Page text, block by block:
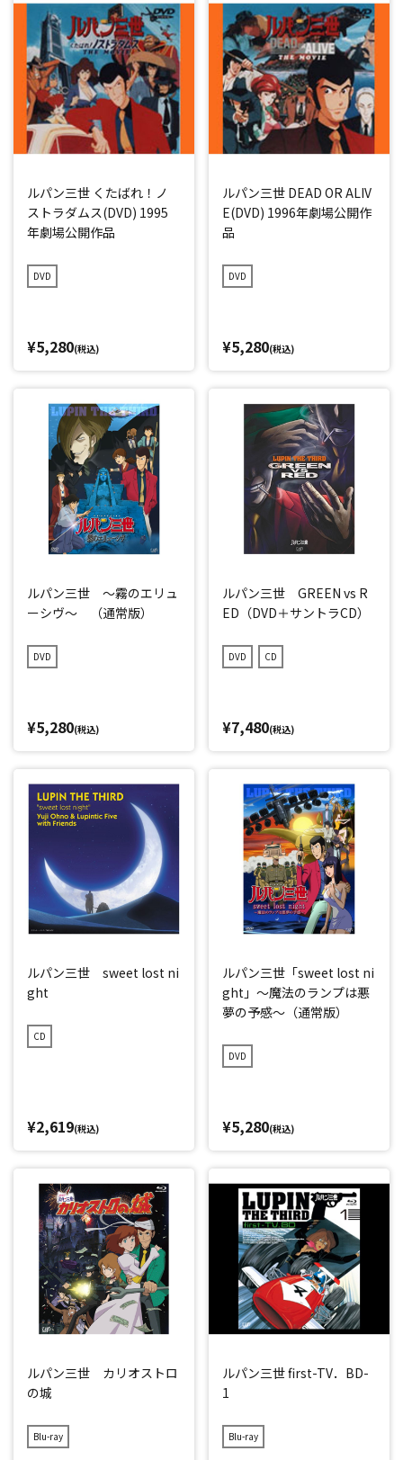
ルパン三世 くたばれ！ノ
ストラダムス(DVD) 1995
年劇場公開作品
DVD
¥5,280(税込)
ルパン三世 DEAD OR ALIV
E(DVD) 1996年劇場公開作
品
DVD
¥5,280(税込)
ルパン三世 ～霧のエリュ
ーシヴ～ （通常版）
DVD
¥5,280(税込)
ルパン三世 GREEN vs R
ED（DVD＋サントラCD）
DVD CD
¥7,480(税込)
ルパン三世 sweet lost ni
ght
CD
¥2,619(税込)
ルパン三世「sweet lost ni
ght」～魔法のランプは悪
夢の予感～（通常版）
DVD
¥5,280(税込)
ルパン三世 カリオストロ
の城
Blu-ray
ルパン三世 first-TV．BD-
1
Blu-ray